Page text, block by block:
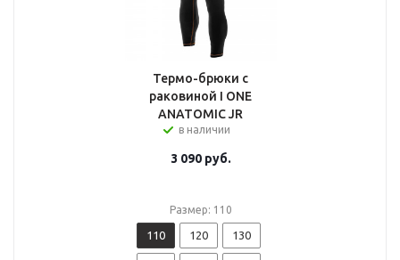
Термо-брюки с
раковиной I ONE
ANATOMIC JR
в наличии
3 090руб.
Размер: 110
110 120 130